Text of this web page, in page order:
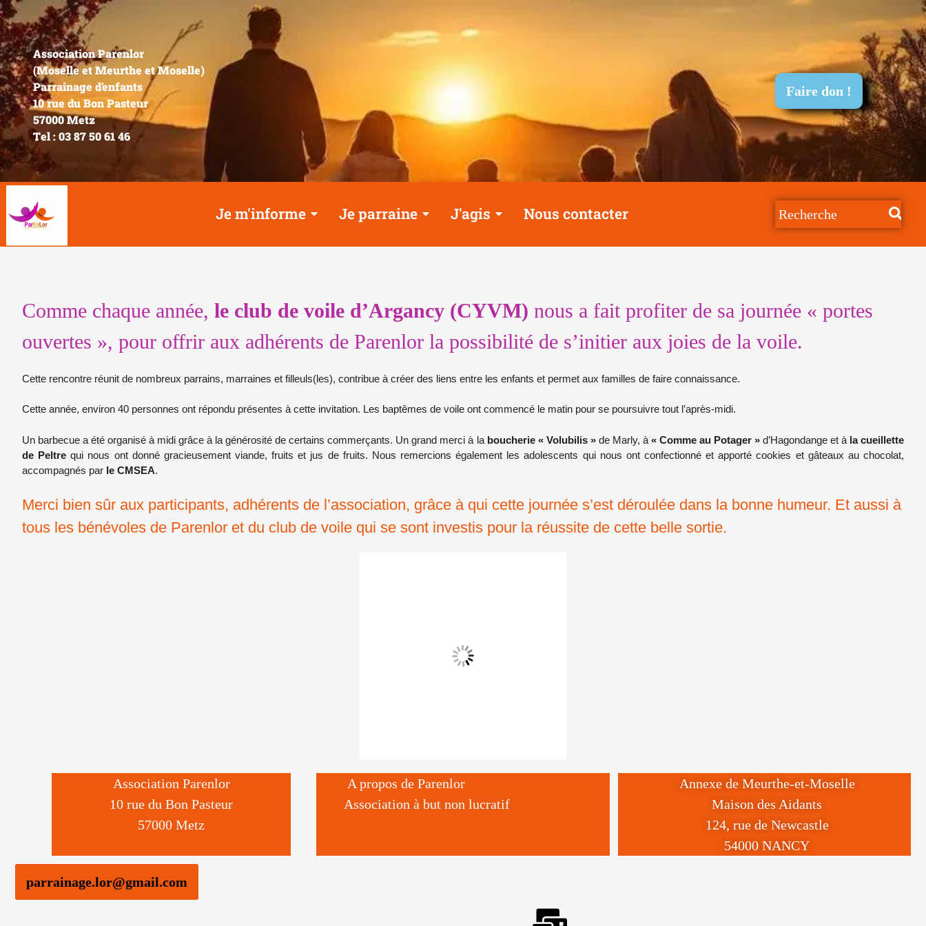
Association Parenlor
(Moselle et Meurthe et Moselle)
Parrainage d'enfants
10 rue du Bon Pasteur
57000 Metz
Tel : 03 87 50 61 46
Faire don !
Je m'informe Je parraine J'agis Nous contacter
Comme chaque année, le club de voile d’Argancy (CYVM) nous a fait profiter de sa journée « portes
ouvertes », pour offrir aux adhérents de Parenlor la possibilité de s’initier aux joies de la voile.
Cette rencontre réunit de nombreux parrains, marraines et filleuls(les), contribue à créer des liens entre les enfants et permet aux familles de faire connaissance.
Cette année, environ 40 personnes ont répondu présentes à cette invitation. Les baptêmes de voile ont commencé le matin pour se poursuivre tout l’après-midi.
Un barbecue a été organisé à midi grâce à la générosité de certains commerçants. Un grand merci à la boucherie « Volubilis »de Marly, à « Comme au Potager »d’Hagondange et à la cueillette
de Peltre qui nous ont donné gracieusement viande, fruits et jus de fruits. Nous remercions également les adolescents qui nous ont confectionné et apporté cookies et gâteaux au chocolat,
accompagnés par le CMSEA.
Merci bien sûr aux participants, adhérents de l’association, grâce à qui cette journée s’est déroulée dans la bonne humeur. Et aussi à
tous les bénévoles de Parenlor et du club de voile qui se sont investis pour la réussite de cette belle sortie.
Association Parenlor
10 rue du Bon Pasteur
57000 Metz
A propos de Parenlor
Association à but non lucratif
Annexe de Meurthe-et-Moselle
Maison des Aidants
124, rue de Newcastle
54000 NANCY
parrainage.lor@gmail.com